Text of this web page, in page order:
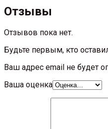
Отзывы
Отзывов пока нет.
Будьте первым, кто
Ваш адрес email не будет
Ваша оценка